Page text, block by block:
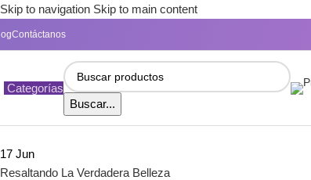
Skip to navigation Skip to main content
Contáctanos
Categorías
Buscar...
17 Jun
Resaltando La Verdadera Belleza